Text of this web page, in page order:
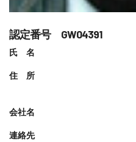
認定番号 GW04391
氏 名
住 所
会社名
連絡先